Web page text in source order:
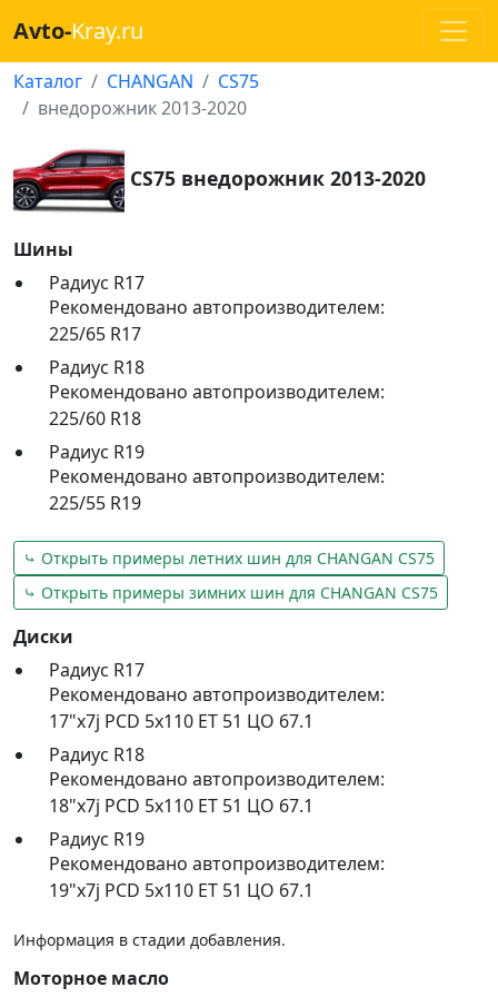
Avto-Kray.ru
Каталог CHANGAN
CS75
внедорожник 2013-2020
CS75 внедорожник 2013-2020
Шины
Радиус R17
Рекомендовано автопроизводителем:
225/65 R17
Радиус R18
Рекомендовано автопроизводителем:
225/60 R18
Радиус R19
Рекомендовано автопроизводителем:
225/55 R19
⤷ Открыть примеры летних шин для CHANGAN CS75
⤷ Открыть примеры зимних шин для CHANGAN CS75
Диски
Радиус R17
Рекомендовано автопроизводителем:
17"x7j PCD 5x110 ET 51 ЦО 67.1
Радиус R18
Рекомендовано автопроизводителем:
18"x7j PCD 5x110 ET 51 ЦО 67.1
Радиус R19
Рекомендовано автопроизводителем:
19"x7j PCD 5x110 ET 51 ЦО 67.1
Информация в стадии добавления.
Моторное масло